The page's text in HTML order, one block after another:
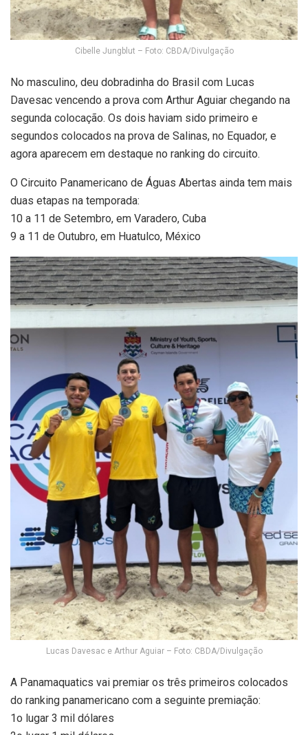
Cibelle Jungblut – Foto: CBDA/Divulgação
No masculino, deu dobradinha do Brasil com Lucas
Davesac vencendo a prova com Arthur Aguiar chegando na
segunda colocação. Os dois haviam sido primeiro e
segundos colocados na prova de Salinas, no Equador, e
agora aparecem em destaque no ranking do circuito.
O Circuito Panamericano de Águas Abertas ainda tem mais
duas etapas na temporada:
10 a 11 de Setembro, em Varadero, Cuba
9 a 11 de Outubro, em Huatulco, México
Lucas Davesac e Arthur Aguiar – Foto: CBDA/Divulgação
A Panamaquatics vai premiar os três primeiros colocados
do ranking panamericano com a seguinte premiação:
1o lugar 3 mil dólares